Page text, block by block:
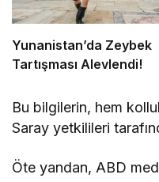
Yunanistan’da Zeybek
Tartışması Alevlendi!
Bu bilgilerin, hem
Saray yetkilileri
Öte yandan, ABD